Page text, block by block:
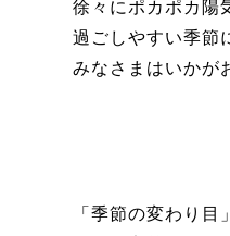
徐々にポカポカ陽
過ごしやすい季節
みなさまはいかが
「季節の変わり目